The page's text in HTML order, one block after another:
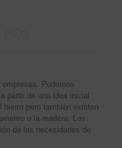
empresas. Podemos
partir de una idea inicial
pero también existen
o la madera. Los
de las necesidades de